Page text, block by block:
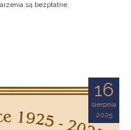
są bezpłatne.
16
sierpnia
2025